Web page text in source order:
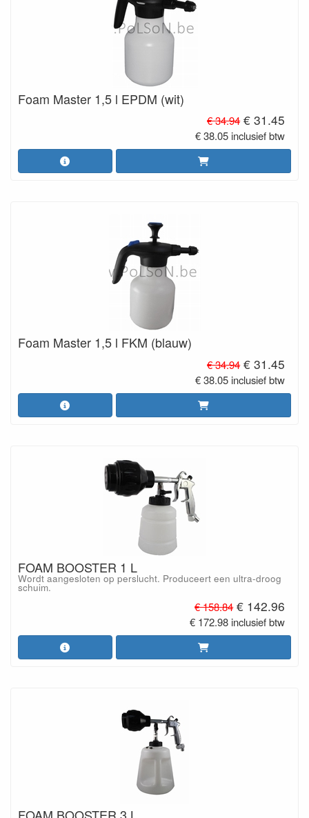
Foam Master 1,5 l EPDM (wit)
€ 34.94 € 31.45
€ 38.05 inclusief btw
Foam Master 1,5 l FKM (blauw)
€ 34.94 € 31.45
€ 38.05 inclusief btw
FOAM BOOSTER 1 L
Wordt aangesloten op perslucht. Produceert een ultra-droog
schuim.
€ 158.84 € 142.96
€ 172.98 inclusief btw